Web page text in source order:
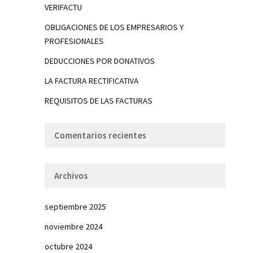
VERIFACTU
OBLIGACIONES DE LOS EMPRESARIOS Y
PROFESIONALES
DEDUCCIONES POR DONATIVOS
LA FACTURA RECTIFICATIVA
REQUISITOS DE LAS FACTURAS
Comentarios recientes
Archivos
septiembre 2025
noviembre 2024
octubre 2024